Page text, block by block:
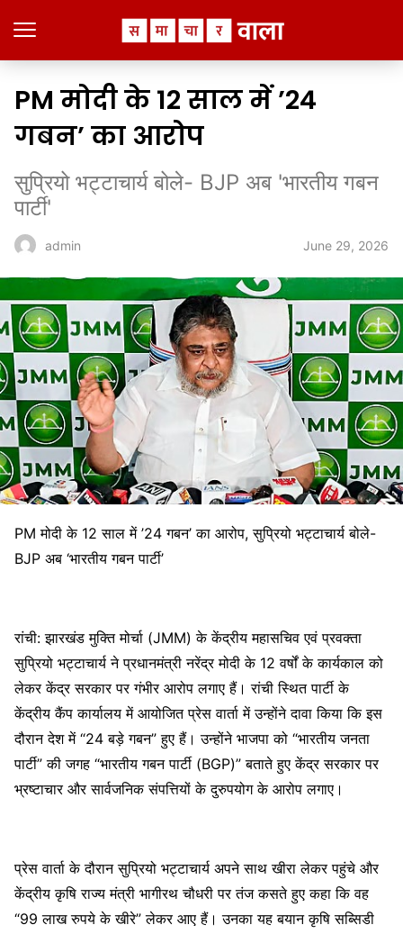
PM मोदी के 12 साल में ’24
गबन’ का आरोप
सुप्रियो भट्टाचार्य बोले- BJP अब 'भारतीय गबन
पार्टी'
admin June 29, 2026
PM मोदी के 12 साल में ’24 गबन’ का आरोप, सुप्रियो भट्टाचार्य बोले-
BJP अब ‘भारतीय गबन पार्टी’
रांची: झारखंड मुक्ति मोर्चा (JMM) के केंद्रीय महासचिव एवं प्रवक्ता
सुप्रियो भट्टाचार्य ने प्रधानमंत्री नरेंद्र मोदी के 12 वर्षों के कार्यकाल को
लेकर केंद्र सरकार पर गंभीर आरोप लगाए हैं। रांची स्थित पार्टी के
केंद्रीय कैंप कार्यालय में आयोजित प्रेस वार्ता में उन्होंने दावा किया कि इस
दौरान देश में “24 बड़े गबन” हुए हैं। उन्होंने भाजपा को “भारतीय जनता
पार्टी” की जगह “भारतीय गबन पार्टी (BGP)” बताते हुए केंद्र सरकार पर
भ्रष्टाचार और सार्वजनिक संपत्तियों के दुरुपयोग के आरोप लगाए।
प्रेस वार्ता के दौरान सुप्रियो भट्टाचार्य अपने साथ खीरा लेकर पहुंचे और
केंद्रीय कृषि राज्य मंत्री भागीरथ चौधरी पर तंज कसते हुए कहा कि वह
“99 लाख रुपये के खीरे” लेकर आए हैं। उनका यह बयान कृषि सब्सिडी